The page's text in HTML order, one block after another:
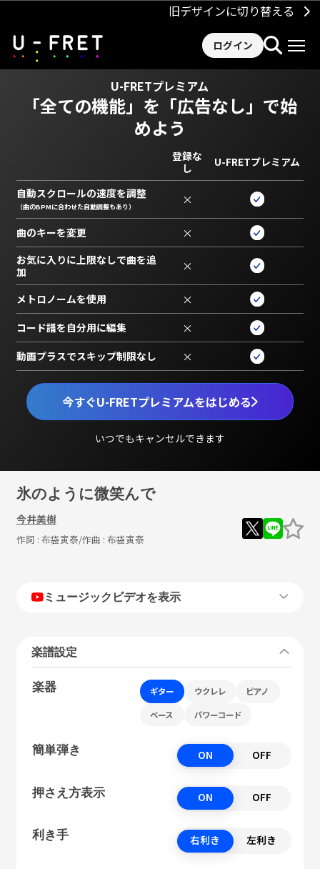
旧デザインに切り替える
ログイン
U-FRETプレミアム
「全ての機能」を 「広告なし」で始
めよう
今すぐU-FRETプレミアムをはじめる
いつでもキャンセルできます
登録な
し
U-FRETプレミアム
自動スクロールの速度を調整
（曲のBPMに合わせた自動調整もあり） ×
曲のキーを変更 ×
お気に入りに上限なしで曲を追
加
×
メトロノームを使用 ×
コード譜を自分用に編集 ×
動画プラスでスキップ制限なし ×
氷のように微笑んで
今井美樹
作詞 : 布袋寅泰/作曲 : 布袋寅泰
ミュージックビデオを表示
楽譜設定
楽器 ギター ウクレレ ピアノ
ベース パワーコード
簡単弾き ON OFF
押さえ方表示 ON OFF
利き手 右利き 左利き